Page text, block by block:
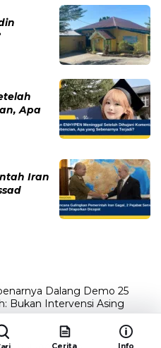
Apa
Iran
Dalang Demo 25
Bukan Intervensi Asing
Efektif Turunkan Berat
Cerita Info